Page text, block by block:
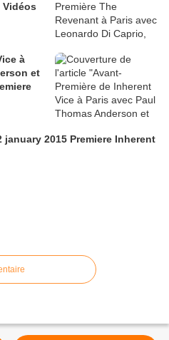
Vidéos
à
et
january 2015 Premiere Inherent